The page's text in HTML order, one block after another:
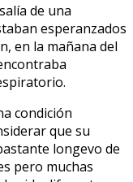
DE
LUTO
de una
esperanzados
en la mañana del
condición
que su
longevo de
pero muchas